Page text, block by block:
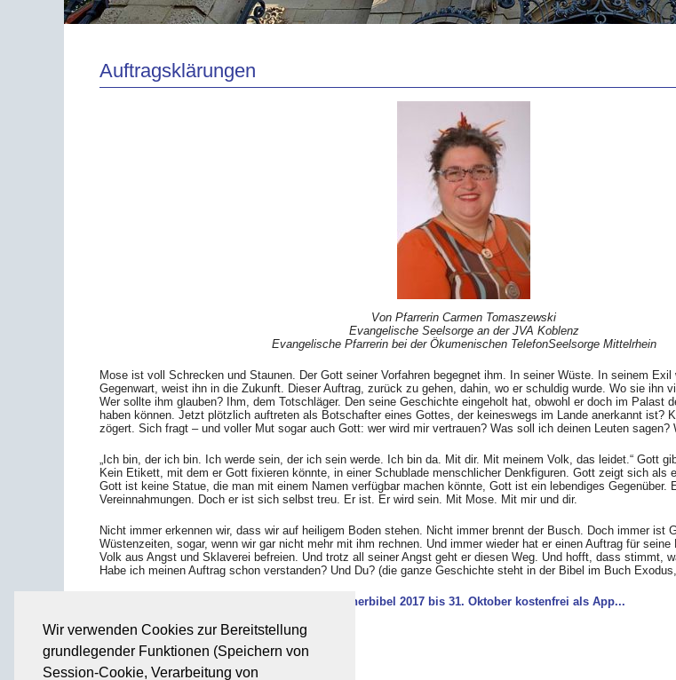
Wir verwenden Cookies zur Bereitstellung
grundlegender Funktionen (Speichern von
Session-Cookie, Verarbeitung von
Auftragsklärungen
Von Pfarrerin Carmen Tomaszewski
Evangelische Seelsorge an der JVA Koblenz
Evangelische Pfarrerin bei der Ökumenischen TelefonSeelsorge Mittelrhein
Mose ist voll Schrecken und Staunen. Der Gott seiner Vorfahren begegnet ihm. In seiner Wüste. In seinem Exil
Gegenwart, weist ihn in die Zukunft. Dieser Auftrag, zurück zu gehen, dahin, wo er schuldig wurde. Wo sie ihn
Wer sollte ihm glauben? Ihm, dem Totschläger. Den seine Geschichte eingeholt hat, obwohl er doch im Palast
haben können. Jetzt plötzlich auftreten als Botschafter eines Gottes, der keineswegs im Lande anerkannt ist?
zögert. Sich fragt – und voller Mut sogar auch Gott: wer wird mir vertrauen? Was soll ich deinen Leuten sagen?
„Ich bin, der ich bin. Ich werde sein, der ich sein werde. Ich bin da. Mit dir. Mit meinem Volk, das leidet.“ Gott
Kein Etikett, mit dem er Gott fixieren könnte, in einer Schublade menschlicher Denkfiguren. Gott zeigt sich als
Gott ist keine Statue, die man mit einem Namen verfügbar machen könnte, Gott ist ein lebendiges Gegenüber.
Vereinnahmungen. Doch er ist sich selbst treu. Er ist. Er wird sein. Mit Mose. Mit mir und dir.
Nicht immer erkennen wir, dass wir auf heiligem Boden stehen. Nicht immer brennt der Busch. Doch immer ist
Wüstenzeiten, sogar, wenn wir gar nicht mehr mit ihm rechnen. Und immer wieder hat er einen Auftrag für
Volk aus Angst und Sklaverei befreien. Und trotz all seiner Angst geht er diesen Weg. Und hofft, dass stimmt,
Habe ich meinen Auftrag schon verstanden? Und Du? (die ganze Geschichte steht in der Bibel im Buch
Die Lutherbibel 2017 bis 31. Oktober kostenfrei als App...
Zurück